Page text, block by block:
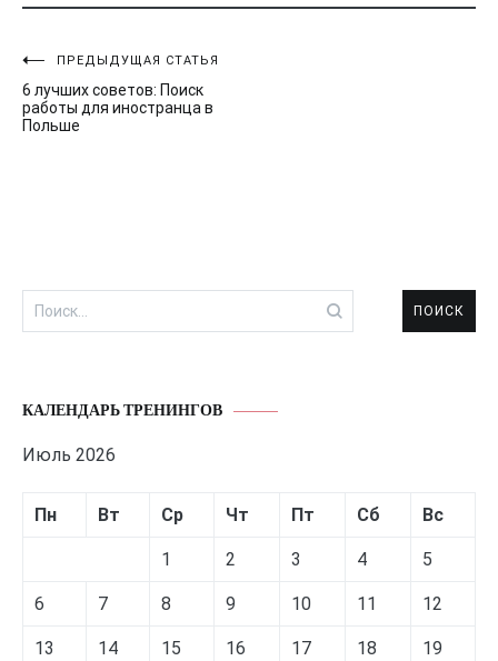
Навигация
по
ПРЕДЫДУЩАЯ СТАТЬЯ
6 лучших советов: Поиск
работы для иностранца в
Польше
Найти:
КАЛЕНДАРЬ ТРЕНИНГОВ
Июль 2026
Пн Вт Ср Чт Пт Сб Вс
1 2 3 4 5
6 7 8 9 10 11 12
13 14 15 16 17 18 19